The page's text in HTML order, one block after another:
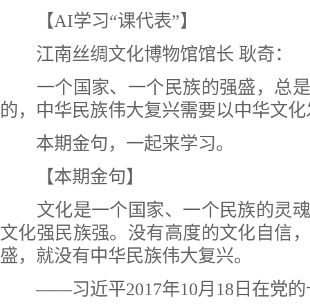
【AI学习“课代表”】
江南丝绸文化博物馆馆长 耿奇：
一个国家、一个民族的强盛，总是
的，中华民族伟大复兴需要以中华文
本期金句，一起来学习。
【本期金句】
文化是一个国家、一个民族的灵魂
文化强民族强。没有高度的文化自信
盛，就没有中华民族伟大复兴。
——习近平2017年10月18日在党的